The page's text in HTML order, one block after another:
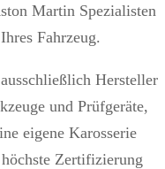
Martin Spezialisten
Fahrzeug.
Hersteller
und Prüfgeräte,
eigene Karosserie
Zertifizierung